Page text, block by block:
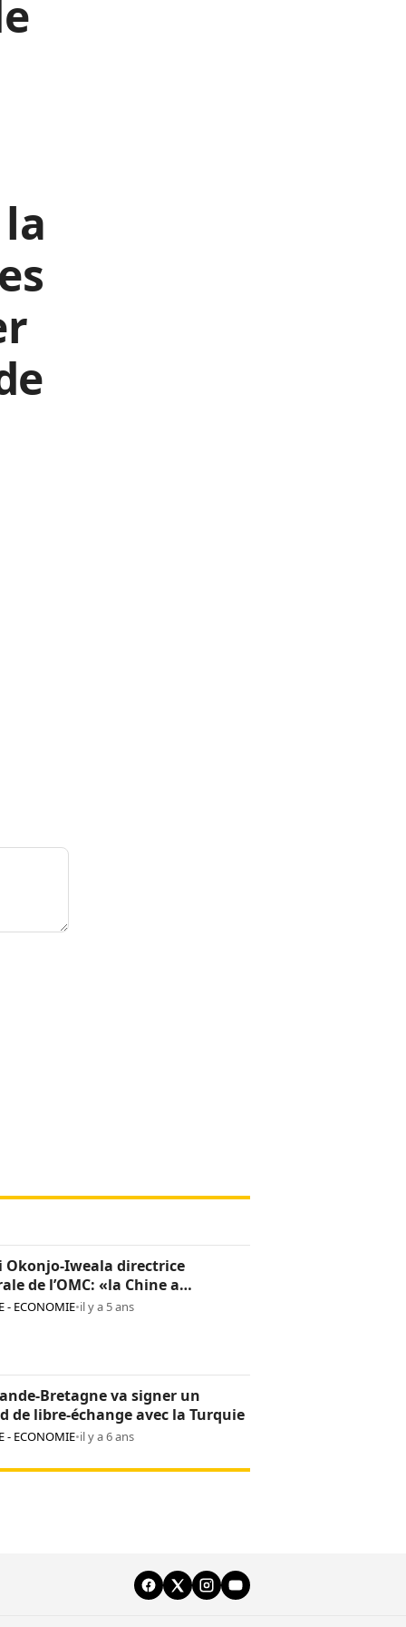
Okonjo-Iweala directrice
de l’OMC: «la Chine a
confiance en elle»
- ECONOMIE•il y a 5 ans
Bretagne va signer un
de libre-échange avec la Turquie
- ECONOMIE•il y a 6 ans